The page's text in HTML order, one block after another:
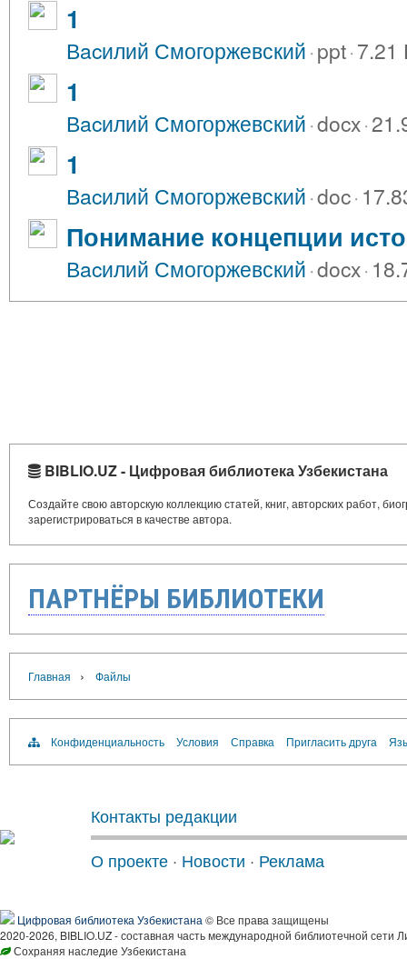
1
Вacилий Смогоржевский·ppt·7.21
1
Вacилий Смогоржевский·docx·
1
Вacилий Смогоржевский·doc·
Понимание концепции
Вacилий Смогоржевский·docx·
BIBLIO.UZ - Цифровая библиотека Узбекистана
Создайте свою авторскую коллекцию статей, книг, авторских работ,
зарегистрироваться в качестве автора.
ПАРТНЁРЫ БИБЛИОТЕКИ
Главная › Файлы
Конфиденциальность Условия Справка Пригласить друга
Контакты редакции
О проекте · Новости · Реклама
Цифровая библиотека Узбекистана © Все права защищены
2020-2026, BIBLIO.UZ - составная часть международной библиотечной сети
Сохраняя наследие Узбекистана